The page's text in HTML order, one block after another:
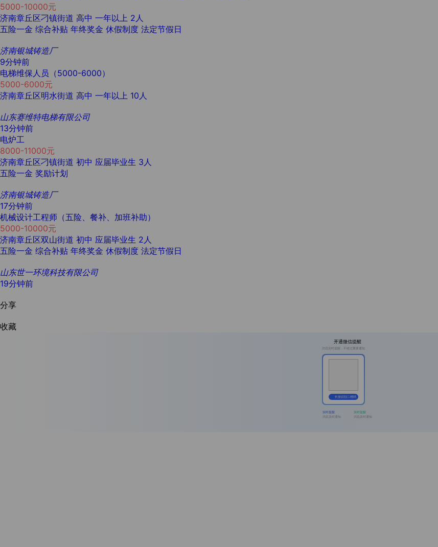
5000-10000元
济南章丘区刁镇街道 高中 一年以上 2人
五险一金 综合补贴 年终奖金 休假制度 法定节假日
济南银城铸造厂
9分钟前
电梯维保人员（5000-6000）
5000-6000元
济南章丘区明水街道 高中 一年以上 10人
山东赛维特电梯有限公司
13分钟前
电炉工
8000-11000元
济南章丘区刁镇街道 初中 应届毕业生 3人
五险一金 奖励计划
济南银城铸造厂
17分钟前
机械设计工程师（五险、餐补、加班补助）
5000-10000元
济南章丘区双山街道 初中 应届毕业生 2人
五险一金 综合补贴 年终奖金 休假制度 法定节假日
山东世一环境科技有限公司
19分钟前
分享
收藏
开通微信提醒
消息实时提醒，不错过重要通知
长按识别二维码
实时提醒
消息及时通知
实时提醒
消息及时通知